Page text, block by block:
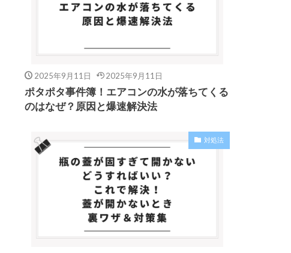
2025年9月11日 2025年9月11日
ポタポタ事件簿！エアコンの水が落ちてくる
のはなぜ？原因と爆速解決法
対処法